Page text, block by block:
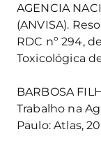
AGENCIA
(ANVISA).
RDC nº 294,
Toxicológica
BARBOSA
Trabalho na
Paulo: Atlas,